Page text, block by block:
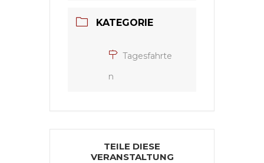
KATEGORIE
Tagesfahrte
n
TEILE DIESE
VERANSTALTUNG